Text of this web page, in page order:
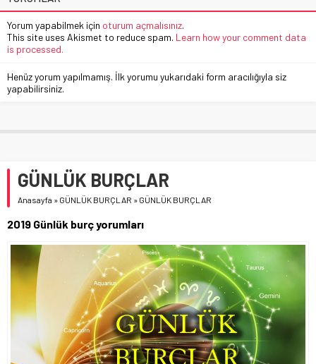
Yorum yapabilmek için oturum açmalısınız.
This site uses Akismet to reduce spam. Learn how your comment data
is processed.
Henüz yorum yapılmamış. İlk yorumu yukarıdaki form aracılığıyla siz
yapabilirsiniz.
GÜNLÜK BURÇLAR
Anasayfa » GÜNLÜK BURÇLAR » GÜNLÜK BURÇLAR
2019 Günlük burç yorumları